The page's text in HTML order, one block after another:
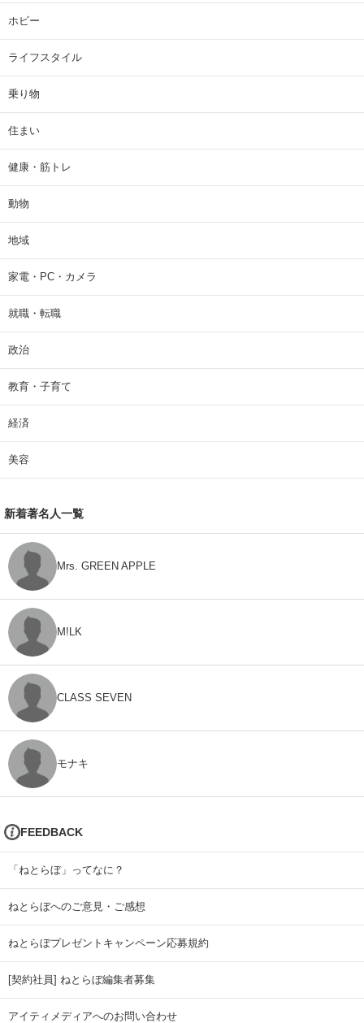
ホビー
ライフスタイル
乗り物
住まい
健康・筋トレ
動物
地域
家電・PC・カメラ
就職・転職
政治
教育・子育て
経済
美容
新着著名人一覧
Mrs. GREEN APPLE
M!LK
CLASS SEVEN
モナキ
FEEDBACK
「ねとらぼ」ってなに？
ねとらぼへのご意見・ご感想
ねとらぼプレゼントキャンペーン応募規約
[契約社員] ねとらぼ編集者募集
アイティメディアへのお問い合わせ